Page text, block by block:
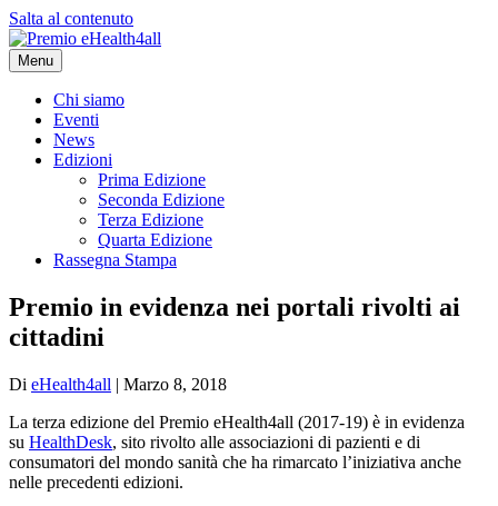
Salta al contenuto
Menu
Chi siamo
Eventi
News
Edizioni
Prima Edizione
Seconda Edizione
Terza Edizione
Quarta Edizione
Rassegna Stampa
Premio in evidenza nei portali rivolti ai
cittadini
Di eHealth4all | Marzo 8, 2018
La terza edizione del Premio eHealth4all (2017-19) è in evidenza
su HealthDesk, sito rivolto alle associazioni di pazienti e di
consumatori del mondo sanità che ha rimarcato l’iniziativa anche
nelle precedenti edizioni.